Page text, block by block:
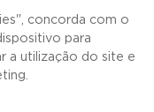
concorda com o
para
a utilização do site e